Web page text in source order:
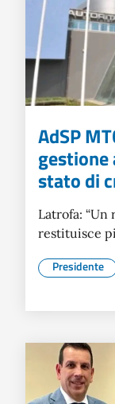
AdSP
gestione
stato di
Latrofa:
restituisce
Presidente